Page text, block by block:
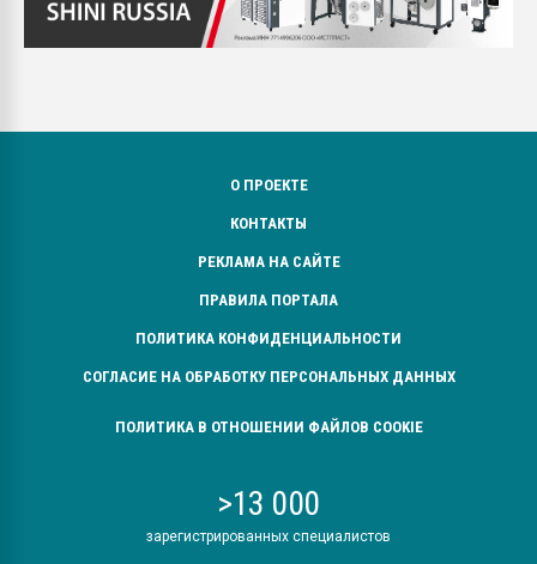
О ПРОЕКТЕ
КОНТАКТЫ
РЕКЛАМА НА САЙТЕ
ПРАВИЛА ПОРТАЛА
ПОЛИТИКА КОНФИДЕНЦИАЛЬНОСТИ
СОГЛАСИЕ НА ОБРАБОТКУ ПЕРСОНАЛЬНЫХ ДАННЫХ
ПОЛИТИКА В ОТНОШЕНИИ ФАЙЛОВ COOKIE
>13 000
зарегистрированных специалистов